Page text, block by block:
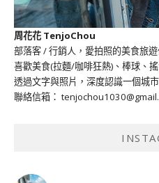
周花花 TenjoChou
部落客 / 行銷人，愛拍照的美食旅
喜歡美食(拉麵/咖啡狂熱)、棒球、
透過文字與照片，深度認識一個城
聯絡信箱：